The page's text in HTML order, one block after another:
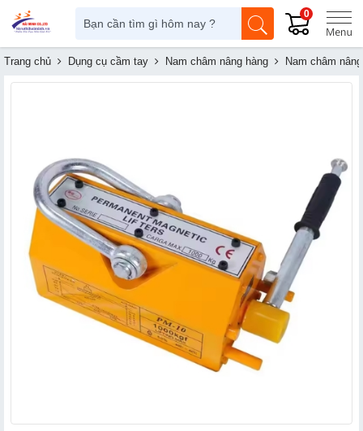
0
Trang chủ Dụng cụ cầm tay Nam châm nâng hàng Nam châm